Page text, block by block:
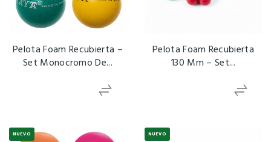
Pelota Foam Recubierta –
Set Monocromo De...
Pelota Foam Recubierta
130 Mm – Set...
NUEVO NUEVO